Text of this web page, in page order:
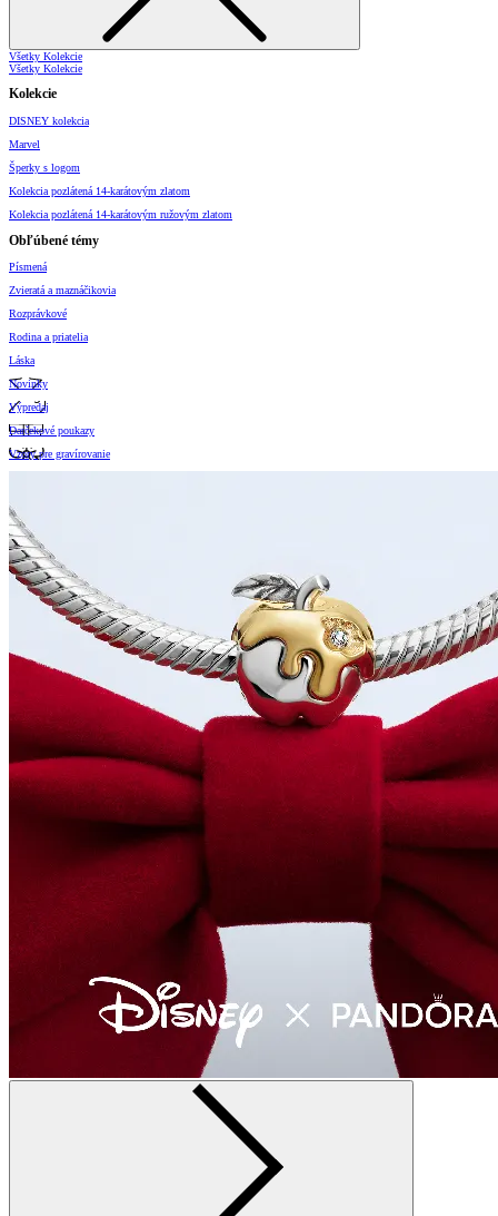
Všetky Kolekcie
Všetky Kolekcie
Kolekcie
DISNEY kolekcia
Marvel
Šperky s logom
Kolekcia pozlátená 14-karátovým zlatom
Kolekcia pozlátená 14-karátovým ružovým zlatom
Obľúbené témy
Písmená
Zvieratá a maznáčikovia
Rozprávkové
Rodina a priatelia
Láska
Novinky
Výpredaj
Darčekové poukazy
Vzory pre gravírovanie